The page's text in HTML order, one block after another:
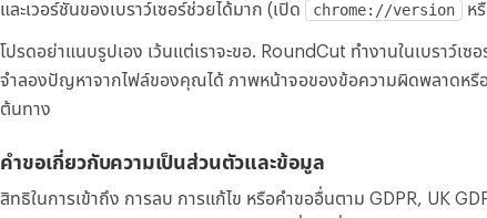
ปรับขนาดรูป
แปลงไฟล์
อื่นๆ
แปลง JPG เป็น PDF
และเวอร์ชันของเบราว์เซอร์ช่วยได้มาก (เปิด
chrome://version ห
โปรดอย่าแนบรูปเอง เว้นแต่เราจะขอ. RoundCut ทำงานในเบราว์เ
จำลองปัญหาจากไฟล์ของคุณได้ ภาพหน้าจอของข้อความผิดพลาดหรื
ต้นทาง
คำขอเกี่ยวกับความเป็นส่วนตัวและข้อมูล
สิทธิในการเข้าถึง การลบ การแก้ไข หรือคำขออื่นตาม GDPR, UK